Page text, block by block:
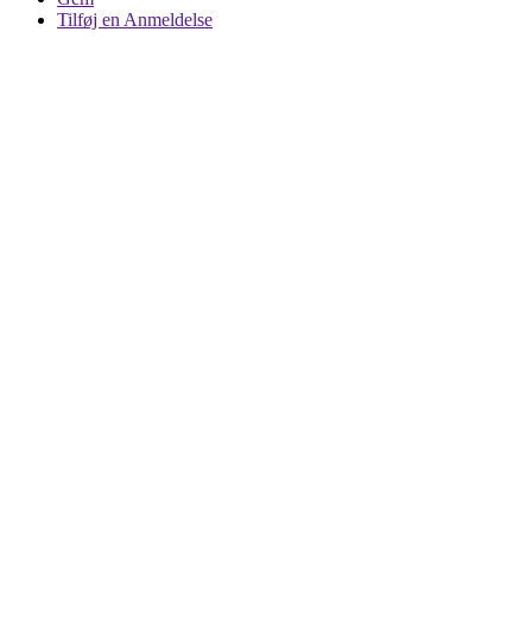
Tilføj en Anmeldelse